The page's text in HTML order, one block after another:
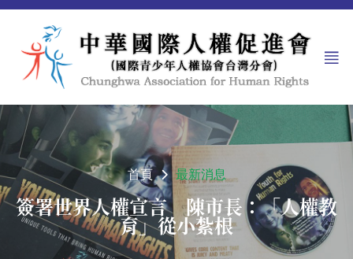
首頁 最新消息
簽署世界人權宣言 陳市長：「人權教
育」從小紮根